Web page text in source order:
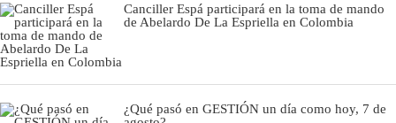
Canciller Espá participará en la toma de mando
de Abelardo De La Espriella en Colombia
¿Qué pasó en GESTIÓN un día como hoy, 7 de